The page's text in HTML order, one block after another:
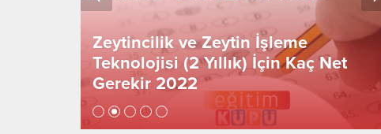
Zeytincilik ve Zeytin İşleme
Teknolojisi (2 Yıllık) İçin Kaç Net
Gerekir 2022